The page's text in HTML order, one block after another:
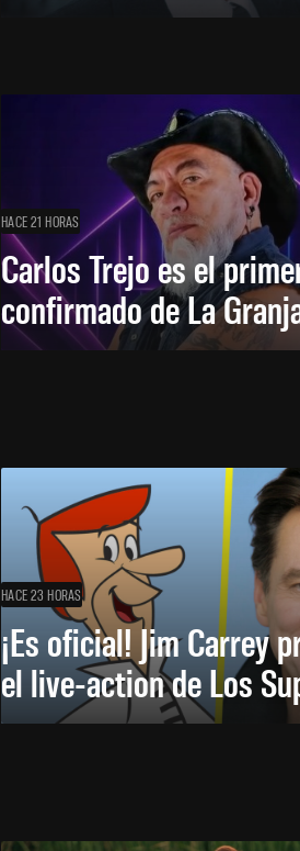
HACE 21 HORAS
Carlos Trejo es el
confirmado de La
HACE 23 HORAS
¡Es oficial! Jim Carrey
el live-action de Los